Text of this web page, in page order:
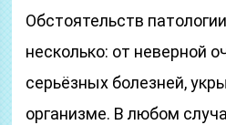
Обстоятельств
несколько: от неверной
серьёзных болезней,
организме. В любом